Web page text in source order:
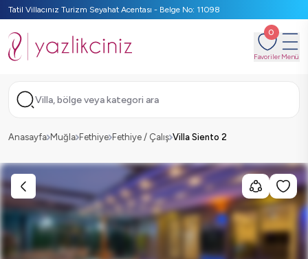
Tatil Villacınız Turizm Seyahat Acentası - Belge No: 11098
0
FavorilerMenü
Villa, bölge veya kategori ara
Anasayfa Muğla Fethiye Fethiye / Çalış Villa Siento 2